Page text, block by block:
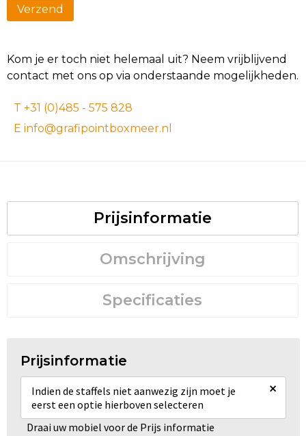
Kom je er toch niet helemaal uit? Neem vrijblijvend
contact met ons op via onderstaande mogelijkheden.
T +31 (0)485 - 575 828
E info@grafipointboxmeer.nl
Prijsinformatie
Omschrijving
Specificaties
Prijsinformatie
Indien de staffels niet aanwezig zijn moet je
eerst een optie hierboven selecteren
×
Draai uw mobiel voor de Prijs informatie